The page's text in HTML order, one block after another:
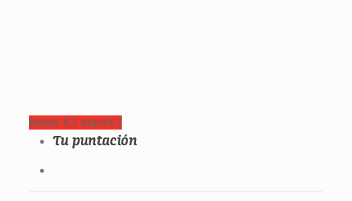
Rated 4.3 stars4.3
Tu puntación